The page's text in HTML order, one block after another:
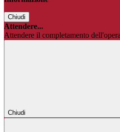
Chiudi
Attendere...
Attendere il completamento
Chiudi